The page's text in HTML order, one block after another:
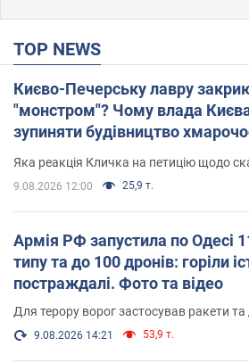
TOP NEWS
Києво-Печерську лавру
"монстром"? Чому влада
зупиняти будівництво
вірянина"
Яка реакція Кличка на петицію щодо
9.08.2026 12:00 25,9 т.
Армія РФ запустила по Одесі
типу та до 100 дронів: горіли
постраждалі. Фото та відео
Для терору ворог застосував ракети та
9.08.2026 14:21 53,9 т.